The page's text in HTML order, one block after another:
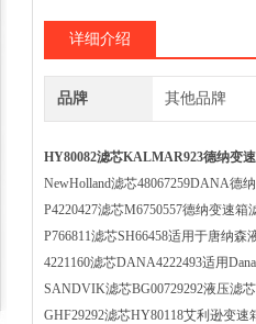
详细介绍
品牌 其他品牌
HY80082滤芯KALMAR923德纳变
NewHolland滤芯48067259DANA德
P4220427滤芯M6750557德纳变速箱
P766811滤芯SH66458适用于唐纳森
4221160滤芯DANA4222493适用
SANDVIK滤芯BG00729292液压滤
GHF29292滤芯HY80118艾利逊变速